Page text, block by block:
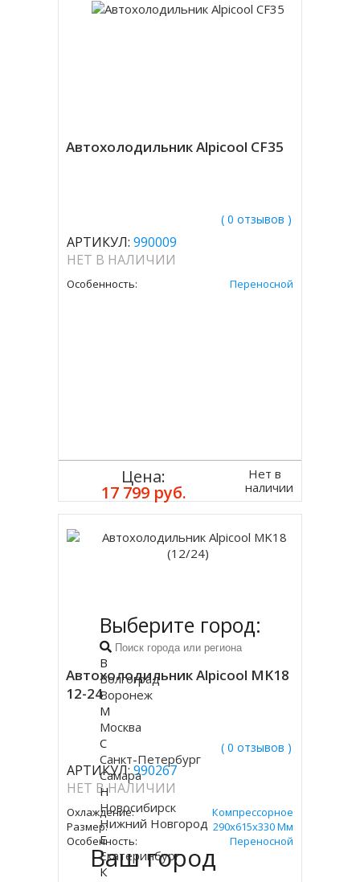
Автохолодильник Alpicool CF35
( 0 отзывов )
АРТИКУЛ: 990009
НЕТ В НАЛИЧИИ
Особенность: Переносной
Цена:
17 799 руб.
Нет в
наличии
Автохолодильник Alpicool MK18
12-24
( 0 отзывов )
АРТИКУЛ:990267
НЕТ В НАЛИЧИИ
Охлаждение:
Компрессорное
Размер:
290х615х330 Мм
Особенность:
Переносной
Ваш город
Выберите город:
В
Волгоград
Воронеж
М
Москва
С
Санкт-Петербург
Самара
Н
Новосибирск
Нижний Новгород
Е
Екатеринбург
К